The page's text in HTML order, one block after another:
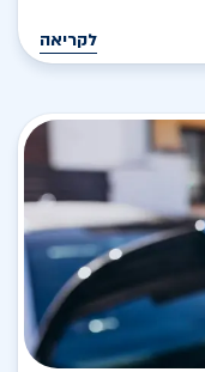
לקריאה